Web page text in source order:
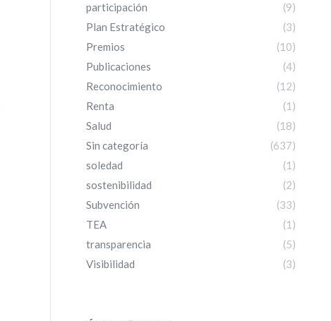
participación
(9)
Plan Estratégico
(3)
Premios
(10)
Publicaciones
(4)
Reconocimiento
(12)
Renta
(1)
Salud
(18)
Sin categoría
(637)
soledad
(1)
sostenibilidad
(2)
Subvención
(33)
TEA
(1)
transparencia
(5)
Visibilidad
(3)